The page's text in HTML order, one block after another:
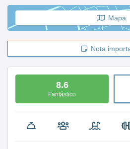
Mapa
Nota
8.6
Fantástico